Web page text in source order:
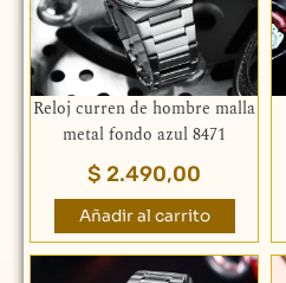
Reloj curren de hombre malla
metal fondo azul 8471
$ 2.490,00
Añadir al carrito